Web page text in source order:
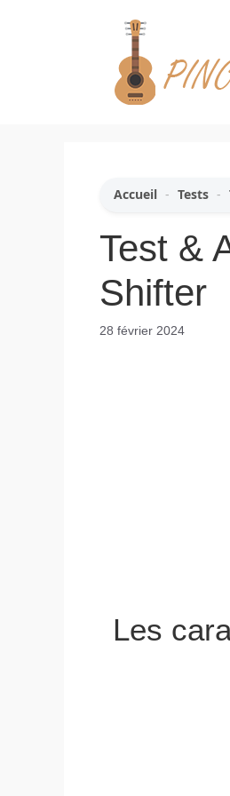
Accueil - Tests -
Test &
Shifter
28 février 2024
Les